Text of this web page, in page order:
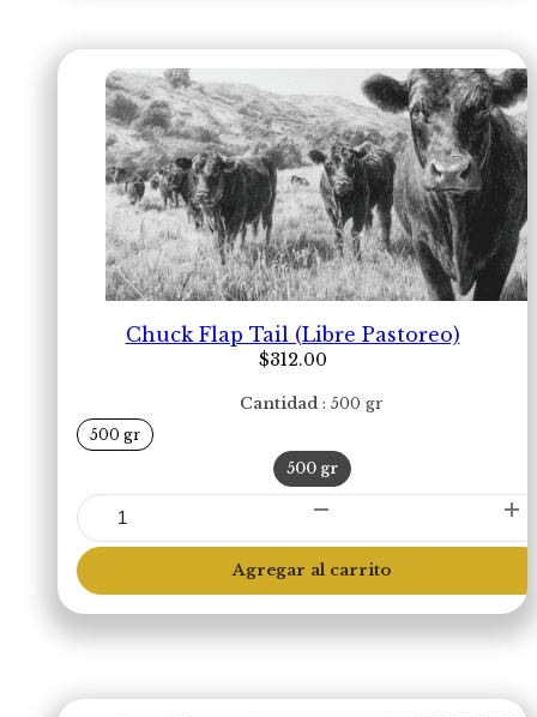
Chuck Flap Tail (Libre Pastoreo)
$312.00
Cantidad 500 gr
500 gr
500 gr
Chuck
Flap
Tail
(Libre
Pastoreo)
Agregar al carrito